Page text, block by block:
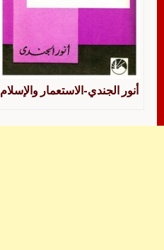
أنور الجندي-الاستعمار والإسلام